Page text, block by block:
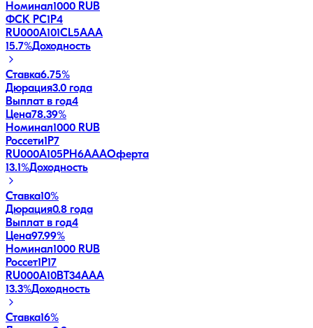
Номинал1000 RUB
ФСК РС1Р4
RU000A101CL5AAA
15.7%Доходность
Ставка6.75%
Дюрация3.0 года
Выплат в год4
Цена78.39%
Номинал1000 RUB
Россети1Р7
RU000A105PH6AAAОферта
13.1%Доходность
Ставка10%
Дюрация0.8 года
Выплат в год4
Цена97.99%
Номинал1000 RUB
Россет1Р17
RU000A10BT34AAA
13.3%Доходность
Ставка16%